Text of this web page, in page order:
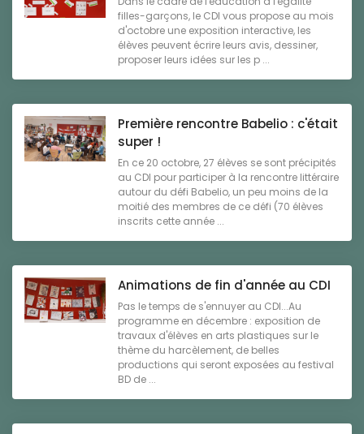
filles-garçons, le CDI vous propose au mois
d'octobre une exposition interactive, les
élèves peuvent écrire leurs avis, dessiner,
proposer leurs idées sur les p ...
Première rencontre Babelio : c'était
super !
En ce 20 octobre, 27 élèves se sont précipités
au CDI pour participer à la rencontre littéraire
autour du défi Babelio, un peu moins de la
moitié des membres de ce défi (70 élèves
inscrits cette année ...
Animations de fin d'année au CDI
Pas le temps de s'ennuyer au CDI...Au
programme en décembre : exposition de
travaux d'élèves en arts plastiques sur le
thème du harcèlement, de belles
productions qui seront exposées au festival
BD de ...